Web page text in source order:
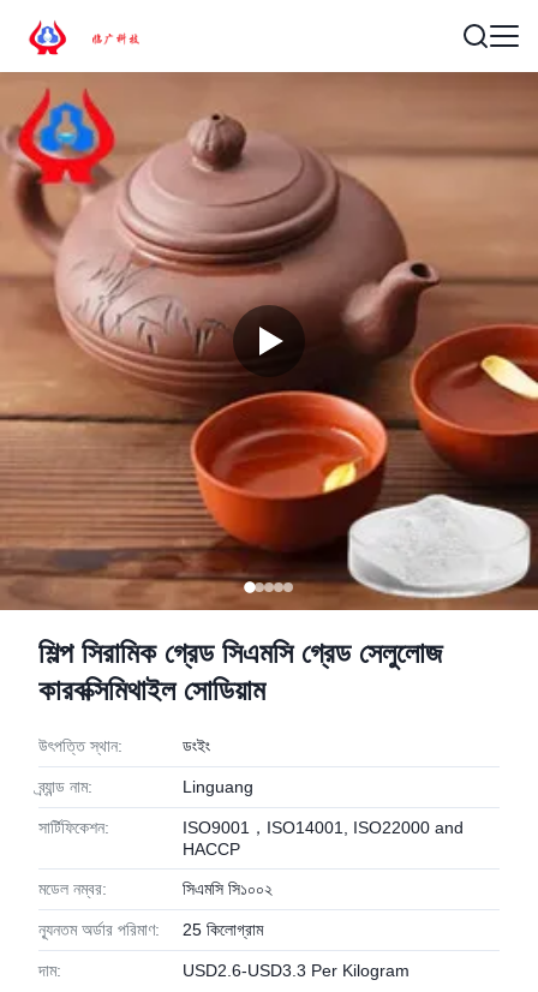
শিল্প সিরামিক গ্রেড সিএমসি গ্রেড সেলুলোজ
কারবক্সিমিথাইল সোডিয়াম
উৎপত্তি স্থান: ডংইং
ব্র্যান্ড নাম: Linguang
সার্টিফিকেশন:
ISO9001，ISO14001, ISO22000 and
HACCP
মডেল নম্বর: সিএমসি সি১০০২
ন্যূনতম অর্ডার পরিমাণ: 25 কিলোগ্রাম
দাম: USD2.6-USD3.3 Per Kilogram